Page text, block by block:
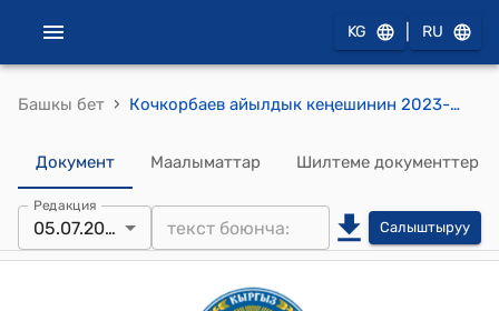
KG RU
Башкы бет › Кочкорбаев айылдык кеңешинин 2023-жылдын 13-мартындагы № 67/XXVIII-28 "Кочкорбаев айыл өкмөтүнүн бюджетинин чыгаша бөлүгүн эркин калдыктын эсебинен көбөйтүү жөнүндө" токтому
Документ Маалыматтар Шилтеме документтер
Редакция
05.07.2023 Салыштыруу